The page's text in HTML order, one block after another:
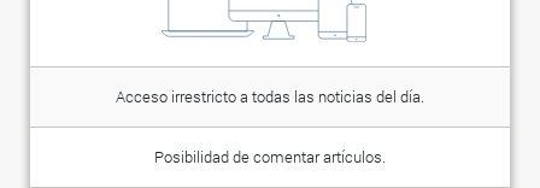
Acceso irrestricto a todas las noticias del día.
Posibilidad de comentar artículos.